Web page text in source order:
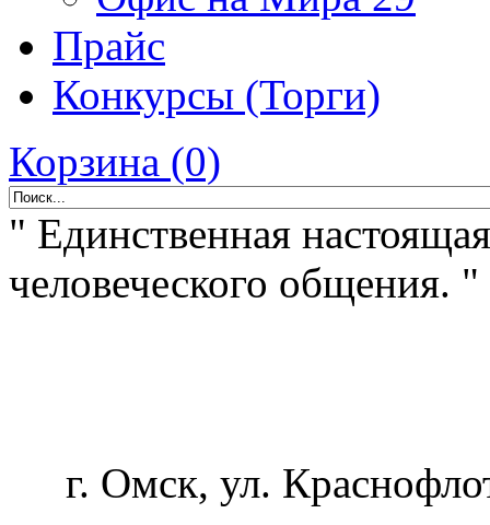
Прайс
Конкурсы (Торги)
Корзина (0)
" Единственная
человеческого общения. "
г. Омск, ул.